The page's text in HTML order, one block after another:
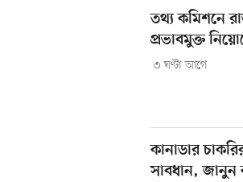
তথ্য কমিশনে
প্রভাবমুক্ত
৩ ঘণ্টা আগে
কানাডার
সাবধান, জানুন